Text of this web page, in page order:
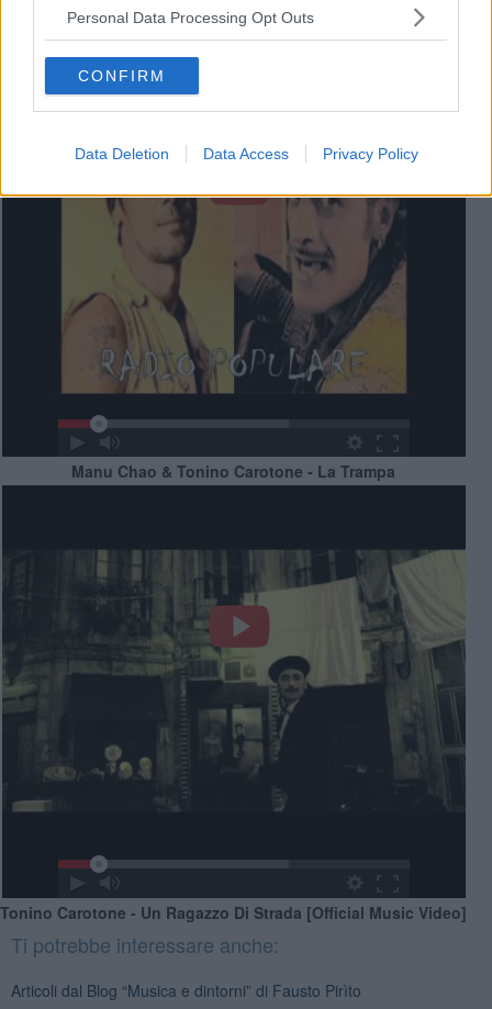
Personal Data Processing Opt Outs
CONFIRM
Data Deletion Data Access Privacy Policy
Tonino Carotone - Me Cago En El Amor [Official Music Video]
Manu Chao & Tonino Carotone - La Trampa
Tonino Carotone - Un Ragazzo Di Strada [Official Music Video]
Ti potrebbe interessare anche:
Articoli dal Blog “Musica e dintorni” di Fausto Pirìto